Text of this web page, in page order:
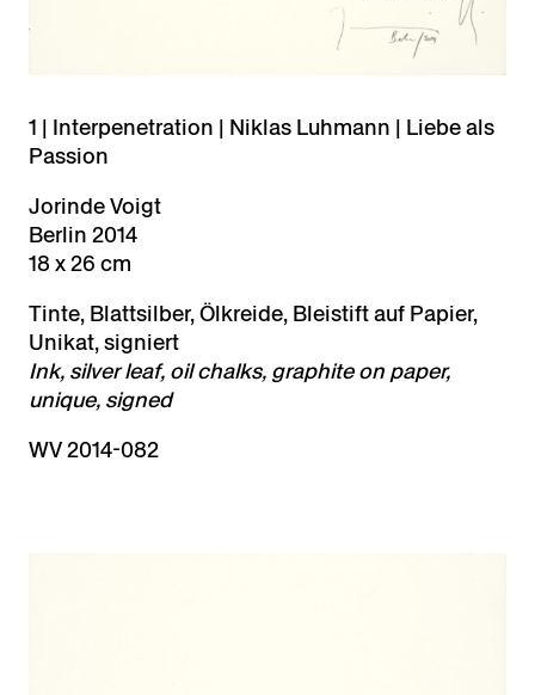
1 | Interpenetration | Niklas Luhmann | Liebe als
Passion
Jorinde Voigt
Berlin 2014
18 x 26 cm
Tinte, Blattsilber, Ölkreide, Bleistift auf Papier,
Unikat, signiert
Ink, silver leaf, oil chalks, graphite on paper,
unique, signed
WV 2014-082